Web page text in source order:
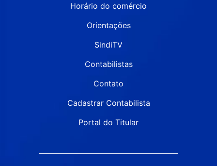
Horário do comércio
Orientações
SindiTV
Contabilistas
Contato
Cadastrar Contabilista
Portal do Titular